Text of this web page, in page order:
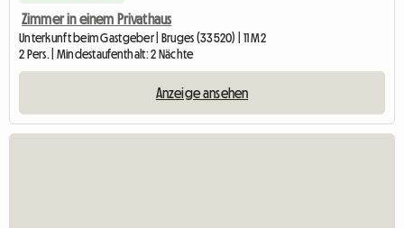
Zimmer in einem Privathaus
Unterkunft beim Gastgeber | Bruges (33520) | 11 M2
2 Pers. | Mindestaufenthalt: 2 Nächte
Anzeige ansehen